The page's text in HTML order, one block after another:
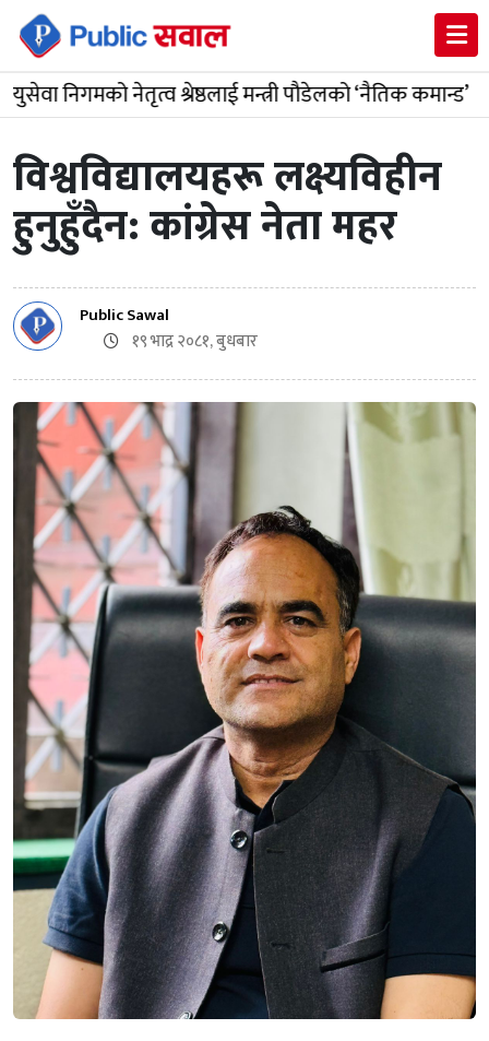
नेतृत्व श्रेष्ठलाई मन्त्री पौडेलको ‘नैतिक कमान्ड’
विश्वविद्यालयहरू लक्ष्यविहीन
हुनुहुँदैन: कांग्रेस नेता महर
Public Sawal
१९ भाद्र २०८१, बुधबार